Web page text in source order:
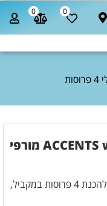
0
0
/ מצנם חשמלי 4 פרוסות
מצנם חשמלי 4 פרוסות ACCENTS white מורפי
מצנם בעיצוב יוקרתי בצבע לבן המותאם להכנת 4 פרוסות במקביל,